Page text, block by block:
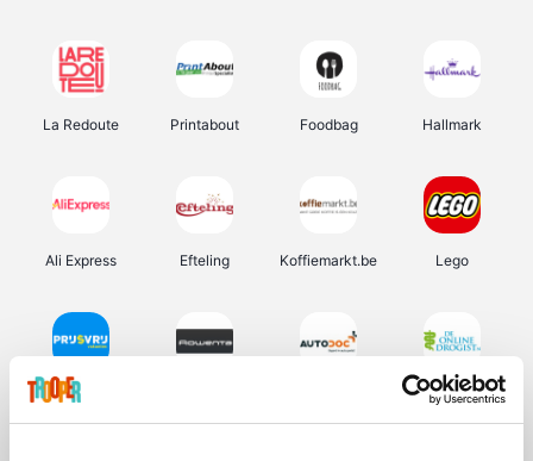
La Redoute Printabout Foodbag Hallmark
Ali Express Efteling Koffiemarkt.be Lego
Prijsvrij De Online Drogist